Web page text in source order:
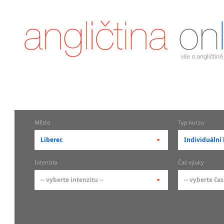
Město
Liberec
-- vyberte město --
pražské městské části
Typ kurzu
Individuální
-- vyberte
Intenzita
-- vyberte intenzitu --
Čas výuky
-- vyberte